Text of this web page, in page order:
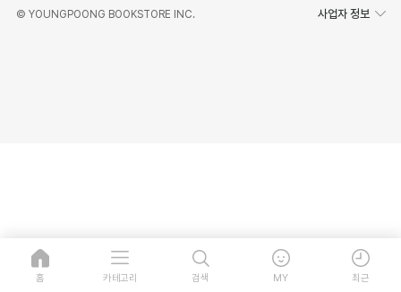
© YOUNGPOONG BOOKSTORE INC. 사업자 정보
홈 카테고리 검색 MY 최근